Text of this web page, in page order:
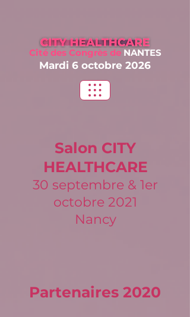
Cité des Congrès de NANTES
Mardi 6 octobre 2026
Salon CITY
HEALTHCARE
30 septembre & 1er
octobre 2021
Nancy
Partenaires 2020